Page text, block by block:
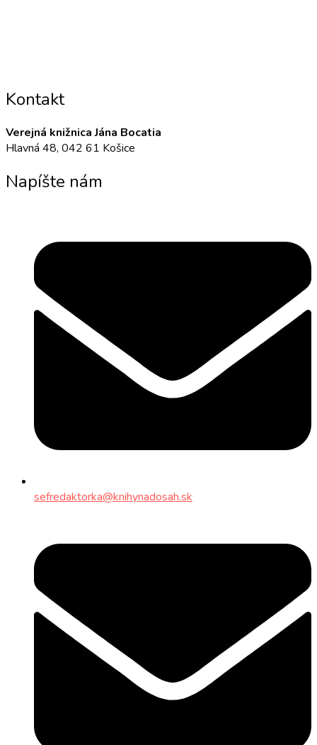
Kontakt
Verejná knižnica Jána Bocatia
Hlavná 48, 042 61 Košice
Napíšte nám
sefredaktorka@knihynadosah.sk